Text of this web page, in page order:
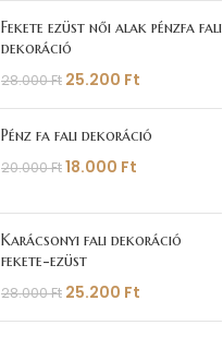
Fekete ezüst női alak pénzfa fali
dekoráció
28.000Ft 25.200 Ft
Pénz fa fali dekoráció
20.000Ft18.000 Ft
Karácsonyi fali dekoráció
fekete-ezüst
28.000Ft 25.200 Ft